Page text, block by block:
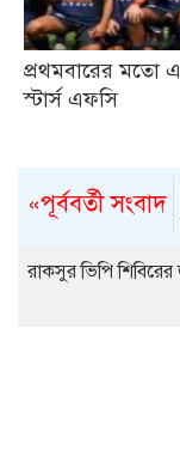
প্রথমবারের মতো
স্টার্স এফসি
«পূর্ববর্তী সংবাদ
রাকসুর ভিপি